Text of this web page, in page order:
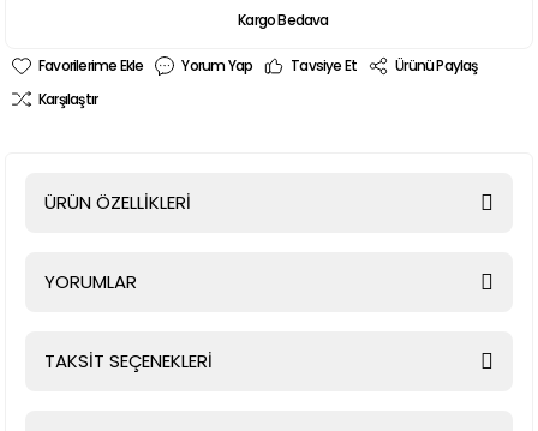
Kargo Bedava
Yorum Yap Tavsiye Et
Ürünü Paylaş
Karşılaştır
ÜRÜN ÖZELLİKLERİ
YORUMLAR
TAKSİT SEÇENEKLERİ